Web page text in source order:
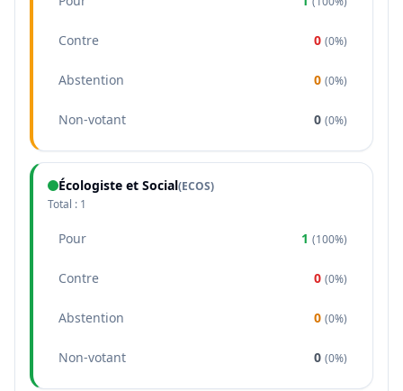
Contre 0 (0%)
Abstention 0 (0%)
Non-votant 0 (0%)
Écologiste et Social(ECOS)
Total : 1
Pour 1 (100%)
Contre 0 (0%)
Abstention 0 (0%)
Non-votant 0 (0%)